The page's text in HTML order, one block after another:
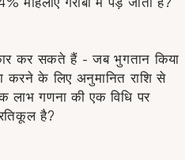
कर सकते हैं - जब भुगतान किया
करने के लिए अनुमानित राशि से
गणना की एक विधि पर
है?